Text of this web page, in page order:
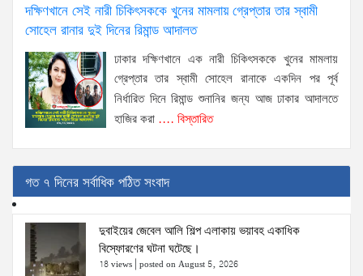
দক্ষিণখানে সেই নারী চিকিৎসককে খুনের মামলায় গ্রেপ্তার তার স্বামী
সোহেল রানার দুই দিনের রিমান্ড আদালত
ঢাকার দক্ষিণখানে এক নারী চিকিৎসককে খুনের মামলায়
গ্রেপ্তার তার স্বামী সোহেল রানাকে একদিন পর পূর্ব
নির্ধারিত দিনে রিমান্ড শুনানির জন্য আজ ঢাকার আদালতে
হাজির করা .... বিস্তারিত
গত ৭ দিনের সর্বাধিক পঠিত সংবাদ
দুবাইয়ের জেবেল আলি শিল্প এলাকায় ভয়াবহ একাধিক
বিস্ফোরণের ঘটনা ঘটেছে।
18 views posted on August 5, 2026